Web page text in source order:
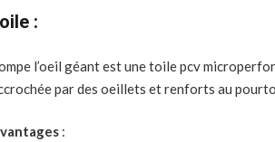
:
l’oeil géant est une toile pcv
par des oeillets et renforts au
: